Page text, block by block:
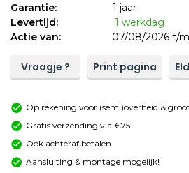
Garantie:
1 jaar
Levertijd:
1 werkdag
Actie van:
07/08/2026 t/
Vraagje ? Print pagina
Op rekening voor (semi)overheid &
Gratis verzending v.a €75
Ook achteraf betalen
Aansluiting & montage mogelijk!